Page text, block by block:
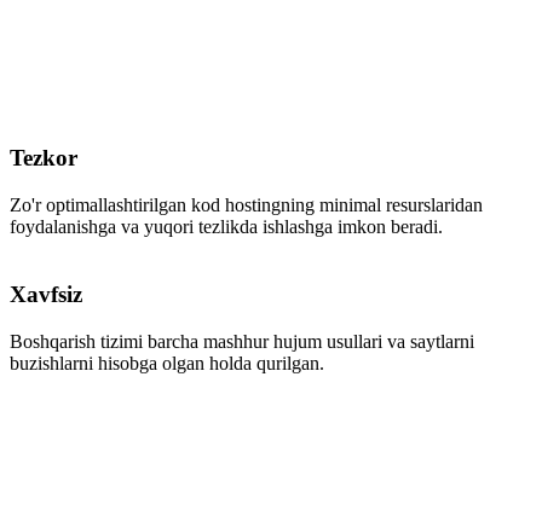
Tezkor
Zo'r optimallashtirilgan kod hostingning minimal resurslaridan
foydalanishga va yuqori tezlikda ishlashga imkon beradi.
Xavfsiz
Boshqarish tizimi barcha mashhur hujum usullari va saytlarni
buzishlarni hisobga olgan holda qurilgan.